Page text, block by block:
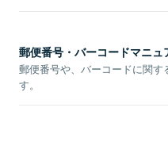
郵便番号・バーコードマニュ
郵便番号や、バーコードに関す
す。